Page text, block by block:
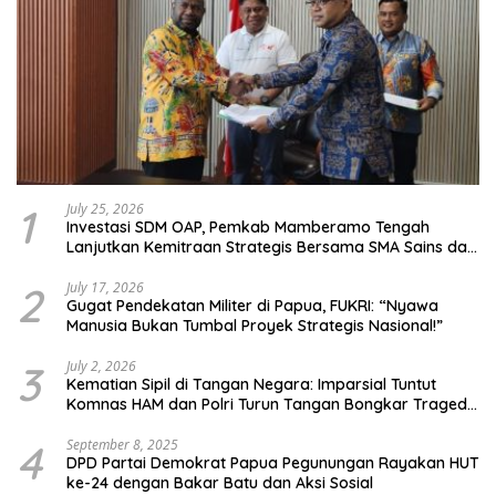
1 July 25, 2026
Investasi SDM OAP, Pemkab Mamberamo Tengah
Lanjutkan Kemitraan Strategis Bersama SMA Sains dan
2 July 17, 2026
Gugat Pendekatan Militer di Papua, FUKRI: “Nyawa
Manusia Bukan Tumbal Proyek Strategis Nasional!”
3 July 2, 2026
Kematian Sipil di Tangan Negara: Imparsial Tuntut
Komnas HAM dan Polri Turun Tangan Bongkar Tragedi
4 September 8, 2025
DPD Partai Demokrat Papua Pegunungan Rayakan HUT
ke-24 dengan Bakar Batu dan Aksi Sosial